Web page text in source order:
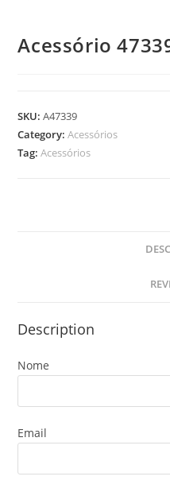
Acessório
SKU:A47339
Category:Acessórios
Tag:Acessórios
Description
Nome
Email